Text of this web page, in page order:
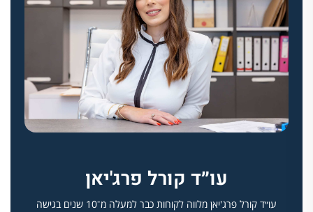
עו״ד קורל פרג'יאן
עו״ד קורל פרג'יאן מלווה לקוחות כבר למעלה מ־10 שנים בגישה